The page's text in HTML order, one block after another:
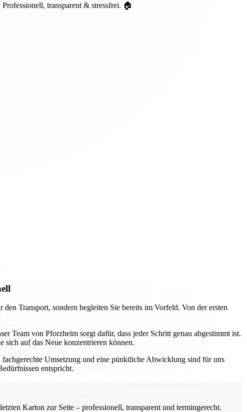
transparent & stressfrei. 🏠
Transport, sondern begleiten Sie bereits im Vorfeld. Von der ersten
Team von Pforzheim sorgt dafür, dass jeder Schritt genau abgestimmt ist.
sich auf das Neue konzentrieren können.
Umsetzung und eine pünktliche Abwicklung sind für uns
entspricht.
Karton zur Seite – professionell, transparent und termingerecht.